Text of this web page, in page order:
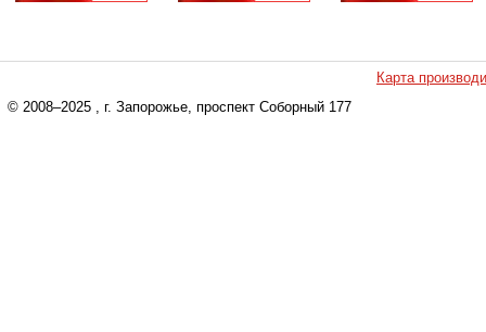
Карта
© 2008–2025 , г. Запорожье, проспект Соборный 177